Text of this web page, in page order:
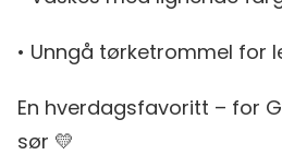
• Unngå tørketrommel for
En hverdagsfavoritt – for
sør 💛